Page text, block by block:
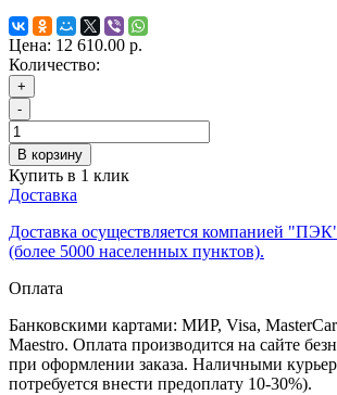
Цена: 12 610.00 р.
Количество:
+
-
В корзину
Купить в 1 клик
Доставка
Доставка осуществляется компанией
(более 5000 населенных пунктов).
Оплата
Банковскими картами: МИР, Visa,
Maestro. Оплата производится на сайте
при оформлении заказа. Наличными
потребуется внести предоплату 10-30%).